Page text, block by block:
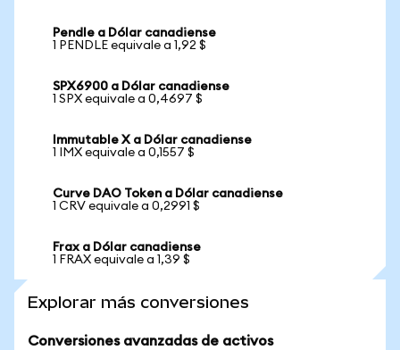
Pendle a Dólar canadiense
1 PENDLE equivale a 1,92 $
SPX6900 a Dólar canadiense
1 SPX equivale a 0,4697 $
Immutable X a Dólar canadiense
1 IMX equivale a 0,1557 $
Curve DAO Token a Dólar canadiense
1 CRV equivale a 0,2991 $
Frax a Dólar canadiense
1 FRAX equivale a 1,39 $
Explorar más conversiones
Conversiones avanzadas de activos